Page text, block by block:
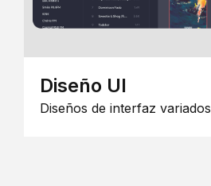
Diseño UI
Diseños de interfaz variados